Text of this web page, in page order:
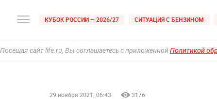
КУБОК РОССИИ — 2026/27 СИТУАЦИЯ С БЕНЗИНОМ
Посещая сайт life.ru, Вы соглашаетесь с приложеннойПолитикой
29 ноября 2021, 06:43 3176